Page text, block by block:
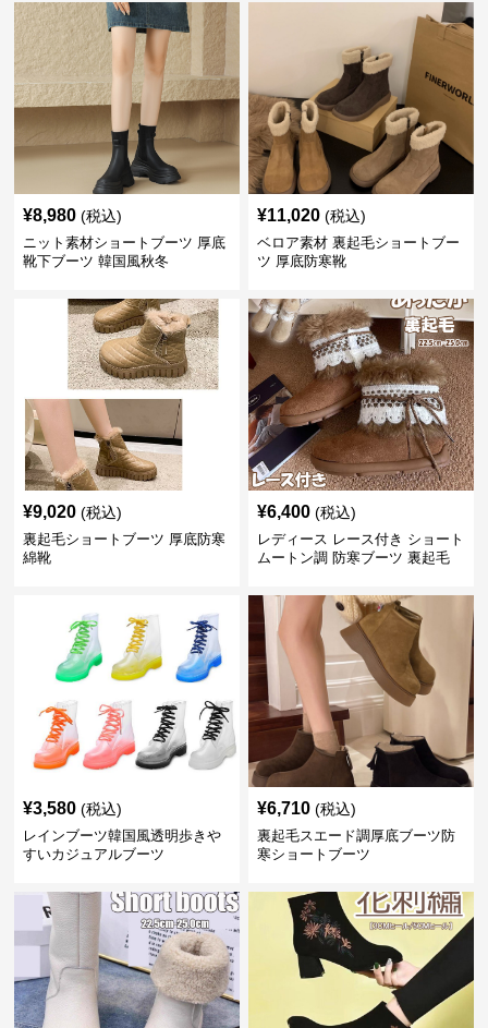
¥8,980 (税込)
ニット素材ショートブーツ 厚底
靴下ブーツ 韓国風秋冬
¥11,020 (税込)
ベロア素材 裏起毛ショートブー
ツ 厚底防寒靴
¥9,020 (税込)
裏起毛ショートブーツ 厚底防寒
綿靴
¥6,400 (税込)
レディース レース付き ショート
ムートン調 防寒ブーツ 裏起毛
¥3,580 (税込)
レインブーツ韓国風透明歩きや
すいカジュアルブーツ
¥6,710 (税込)
裏起毛スエード調厚底ブーツ防
寒ショートブーツ